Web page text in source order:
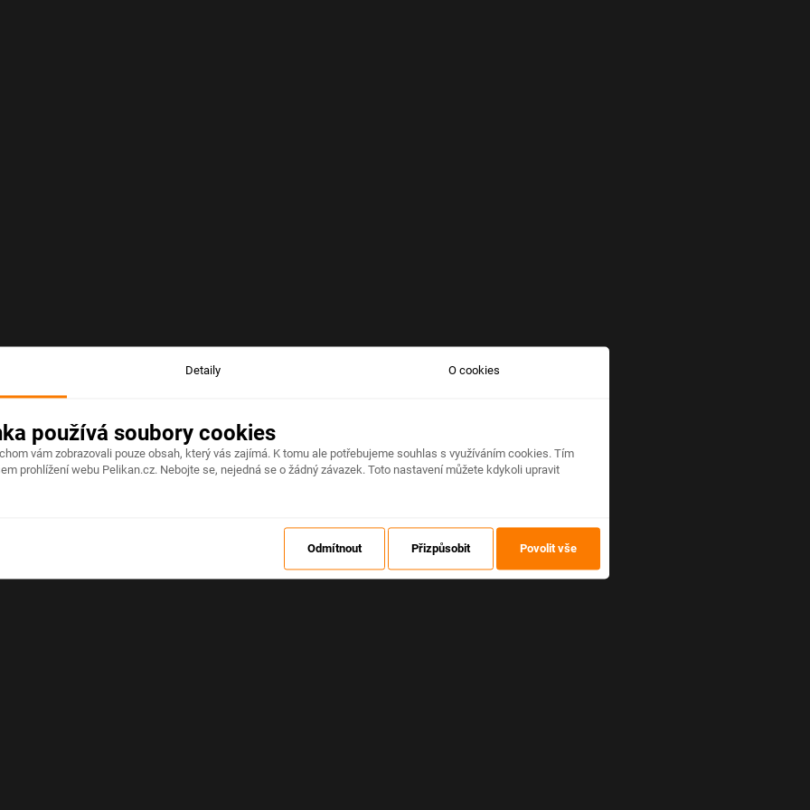
Na stránce došlo k neočekávané chybě
Detaily O cookies
používá soubory cookies
vám zobrazovali pouze obsah, který vás zajímá. K tomu ale potřebujeme souhlas s využíváním cookies. Tím
prohlížení webu Pelikan.cz. Nebojte se, nejedná se o žádný závazek. Toto nastavení můžete kdykoli upravit
Odmítnout Přizpůsobit Povolit vše